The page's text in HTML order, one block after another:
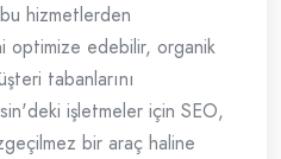
hizmetlerden
optimize edebilir, organik
tabanlarını
işletmeler için SEO,
bir araç haline